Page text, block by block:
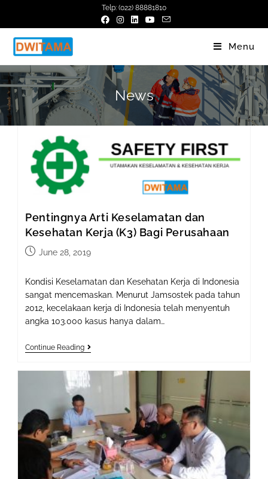
content
Telp: (022) 88881810
Menu
News
Pentingnya Arti Keselamatan dan
Kesehatan Kerja (K3) Bagi Perusahaan
PostJune 28, 2019
Kondisi Keselamatan dan Kesehatan Kerja di Indonesia
sangat mencemaskan. Menurut Jamsostek pada tahun
2012, kecelakaan kerja di Indonesia telah menyentuh
angka 103.000 kasus hanya dalam…
Continue ReadingPentingnya
Dan
Kesehatan
(K3)
Bagi
Perusahaan